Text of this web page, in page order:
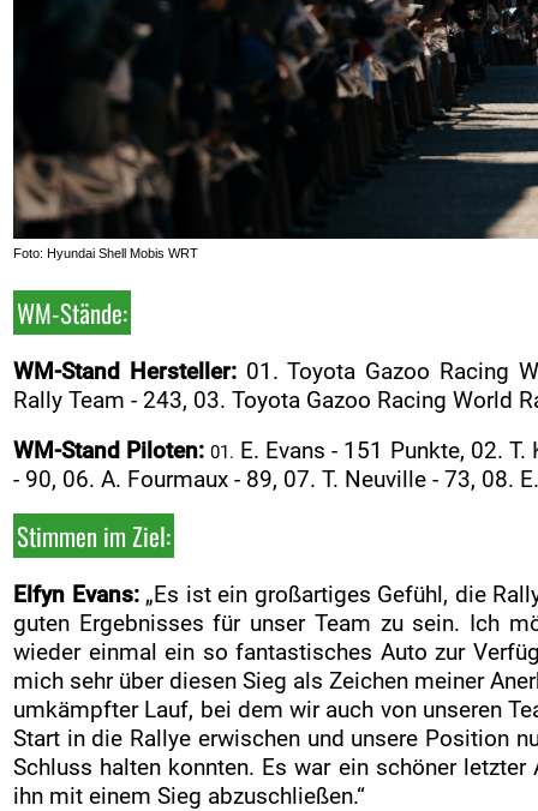
Foto: Hyundai Shell Mobis WRT
WM-Stände:
WM-Stand Hersteller: 01. Toyota Gazoo Racing
Rally Team - 243, 03. Toyota Gazoo Racing World
WM-Stand Piloten:01. E. Evans - 151 Punkte, 02.
- 90, 06. A. Fourmaux - 89, 07. T. Neuville - 73, 08.
Stimmen im Ziel:
Elfyn Evans: „Es ist ein großartiges Gefühl, die
guten Ergebnisses für unser Team zu sein. Ich
wieder einmal ein so fantastisches Auto zur
mich sehr über diesen Sieg als Zeichen meiner
umkämpfter Lauf, bei dem wir auch von unseren
Start in die Rallye erwischen und unsere Position
Schluss halten konnten. Es war ein schöner
ihn mit einem Sieg abzuschließen.“